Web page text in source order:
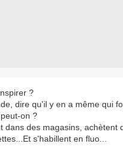
?
dire qu'il y en a même qui
on ?
dans des magasins, achètent
s'habillent en fluo...